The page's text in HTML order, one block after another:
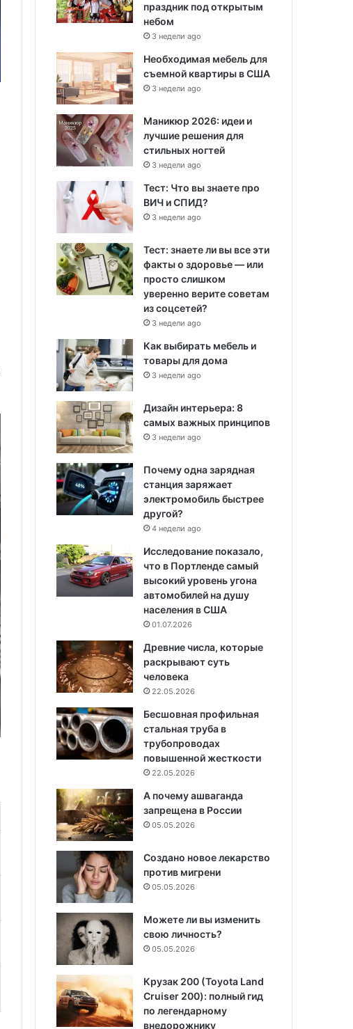
праздник под открытым
небом
3 недели ago
Необходимая мебель для
съемной квартиры в США
3 недели ago
Маникюр 2026: идеи и
лучшие решения для
стильных ногтей
3 недели ago
Тест: Что вы знаете про
ВИЧ и СПИД?
3 недели ago
Тест: знаете ли вы все эти
факты о здоровье — или
просто слишком
уверенно верите советам
из соцсетей?
3 недели ago
Как выбирать мебель и
товары для дома
3 недели ago
Дизайн интерьера: 8
самых важных принципов
3 недели ago
Почему одна зарядная
станция заряжает
электромобиль быстрее
другой?
4 недели ago
Исследование показало,
что в Портленде самый
высокий уровень угона
автомобилей на душу
населения в США
01.07.2026
Древние числа, которые
раскрывают суть
человека
22.05.2026
Бесшовная профильная
стальная труба в
трубопроводах
повышенной жесткости
22.05.2026
А почему ашваганда
запрещена в России
05.05.2026
Создано новое лекарство
против мигрени
05.05.2026
Можете ли вы изменить
свою личность?
05.05.2026
Крузак 200 (Toyota Land
Cruiser 200): полный гид
по легендарному
внедорожнику